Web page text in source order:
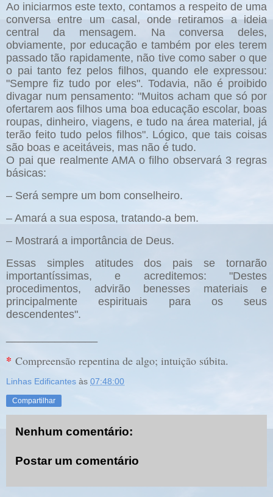
Ao iniciarmos este texto, contamos a respeito de uma
conversa entre um casal, onde retiramos a ideia
central da mensagem. Na conversa deles,
obviamente, por educação e também por eles terem
passado tão rapidamente, não tive como saber o que
o pai tanto fez pelos filhos, quando ele expressou:
"Sempre fiz tudo por eles". Todavia, não é proibido
divagar num pensamento: "Muitos acham que só por
ofertarem aos filhos uma boa educação escolar, boas
roupas, dinheiro, viagens, e tudo na área material, já
terão feito tudo pelos filhos". Lógico, que tais coisas
são boas e aceitáveis, mas não é tudo.
O pai que realmente AMA o filho observará 3 regras
básicas:
– Será sempre um bom conselheiro.
– Amará a sua esposa, tratando-a bem.
– Mostrará a importância de Deus.
Essas simples atitudes dos pais se tornarão
importantíssimas, e acreditemos: "Destes
procedimentos, advirão benesses materiais e
principalmente espirituais para os seus
descendentes".
* Compreensão repentina de algo; intuição súbita.
Linhas Edificantes às 07:48:00
Compartilhar
Nenhum comentário:
Postar um comentário